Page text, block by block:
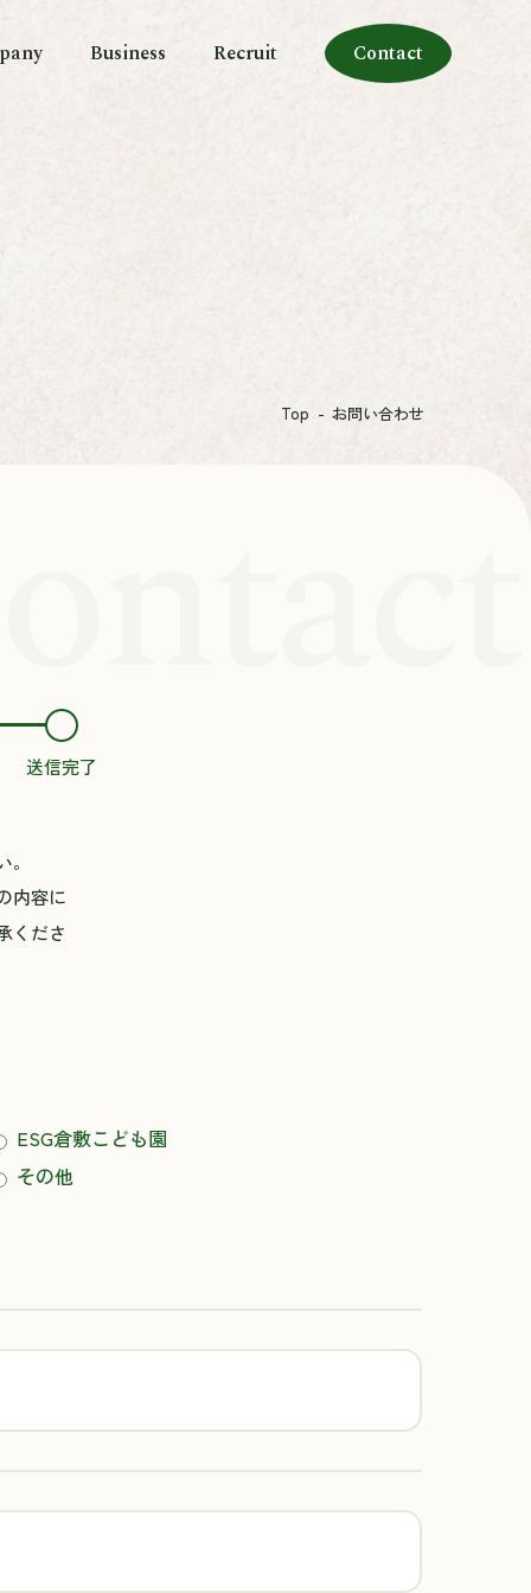
Business Recruit Contact
Top お問い合わせ
送信完了
内容に
くださ
ESG倉敷こども園
その他